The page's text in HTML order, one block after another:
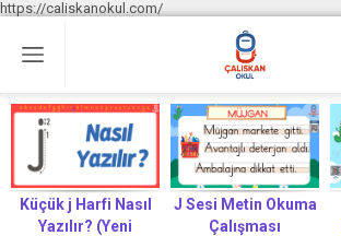
https://caliskanokul.com/
Küçük j Harfi Nasıl
Yazılır? (Yeni
J Sesi Metin Okuma
Çalışması